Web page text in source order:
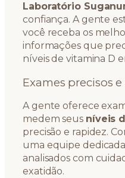
Laboratório
confiança. A gente
você receba os
informações que
níveis de vitamina D
Exames precisos
A gente oferece
medem seus níveis
precisão e rapidez.
uma equipe
analisados com
exatidão.